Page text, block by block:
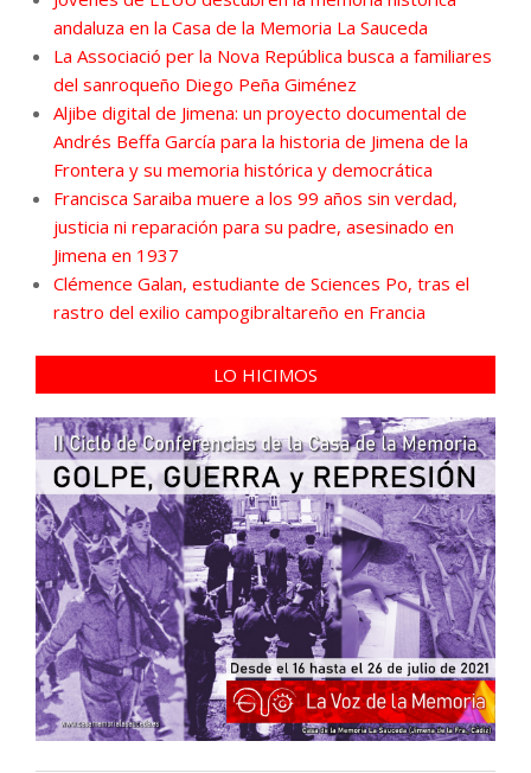
andaluza en la Casa de la Memoria La Sauceda
La Associació per la Nova República busca a familiares
del sanroqueño Diego Peña Giménez
Aljibe digital de Jimena: un proyecto documental de
Andrés Beffa García para la historia de Jimena de la
Frontera y su memoria histórica y democrática
Francisca Saraiba muere a los 99 años sin verdad,
justicia ni reparación para su padre, asesinado en
Jimena en 1937
Clémence Galan, estudiante de Sciences Po, tras el
rastro del exilio campogibraltareño en Francia
LO HICIMOS